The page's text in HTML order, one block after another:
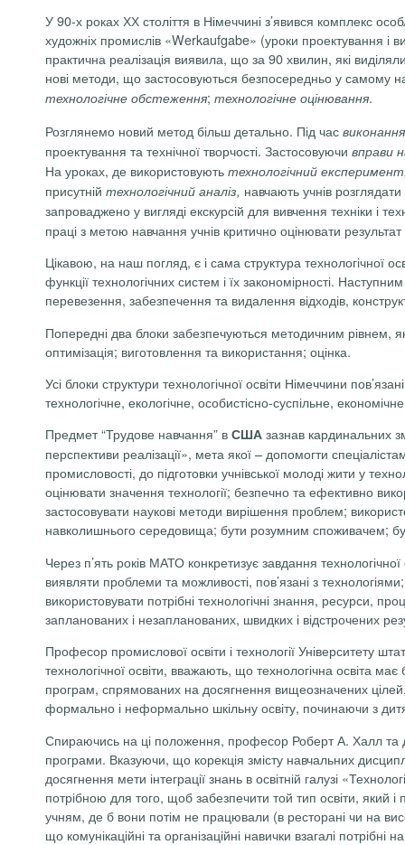
У 90-х роках ХХ століття в Німеччині з’явився комплекс
художніх промислів «Werkaufgabe» (уроки проектування
практична реалізація виявила, що за 90 хвилин, які
нові методи, що застосовуються безпосередньо у самому
технологічне обстеження; технологічне оцінювання.
Розглянемо новий метод більш детально. Під час
проектування та технічної творчості. Застосовуючи вправи
На уроках, де використовують технологічний
присутній технологічний аналіз, навчають учнів
запроваджено у вигляді екскурсій для вивчення техніки і
праці з метою навчання учнів критично оцінювати результат
Цікавою, на наш погляд, є і сама структура технологічної
функції технологічних систем і їх закономірності.
перевезення, забезпечення та видалення відходів,
Попередні два блоки забезпечуються методичним рівнем,
оптимізація; виготовлення та використання; оцінка.
Усі блоки структури технологічної освіти Німеччини
технологічне, екологічне, особистісно-суспільне,
Предмет “Трудове навчання” в США зазнав кардинальних
перспективи реалізації», мета якої – допомогти
промисловості, до підготовки учнівської молоді жити у
оцінювати значення технології; безпечно та ефективно
застосовувати наукові методи вирішення проблем;
навколишнього середовища; бути розумним споживачем;
Через п’ять років МАТО конкретизує завдання
виявляти проблеми та можливості, пов’язані з
використовувати потрібні технологічні знання, ресурси,
запланованих і незапланованих, швидких і відстрочених
Професор промислової освіти і технології Університету
технологічної освіти, вважають, що технологічна освіта
програм, спрямованих на досягнення вищеозначених
формально і неформально шкільну освіту, починаючи з
Спираючись на ці положення, професор Роберт А. Халл та
програми. Вказуючи, що корекція змісту навчальних
досягнення мети інтеграції знань в освітній галузі
потрібною для того, щоб забезпечити той тип освіти, який
учням, де б вони потім не працювали (в ресторані чи на
що комунікаційні та організаційні навички взагалі